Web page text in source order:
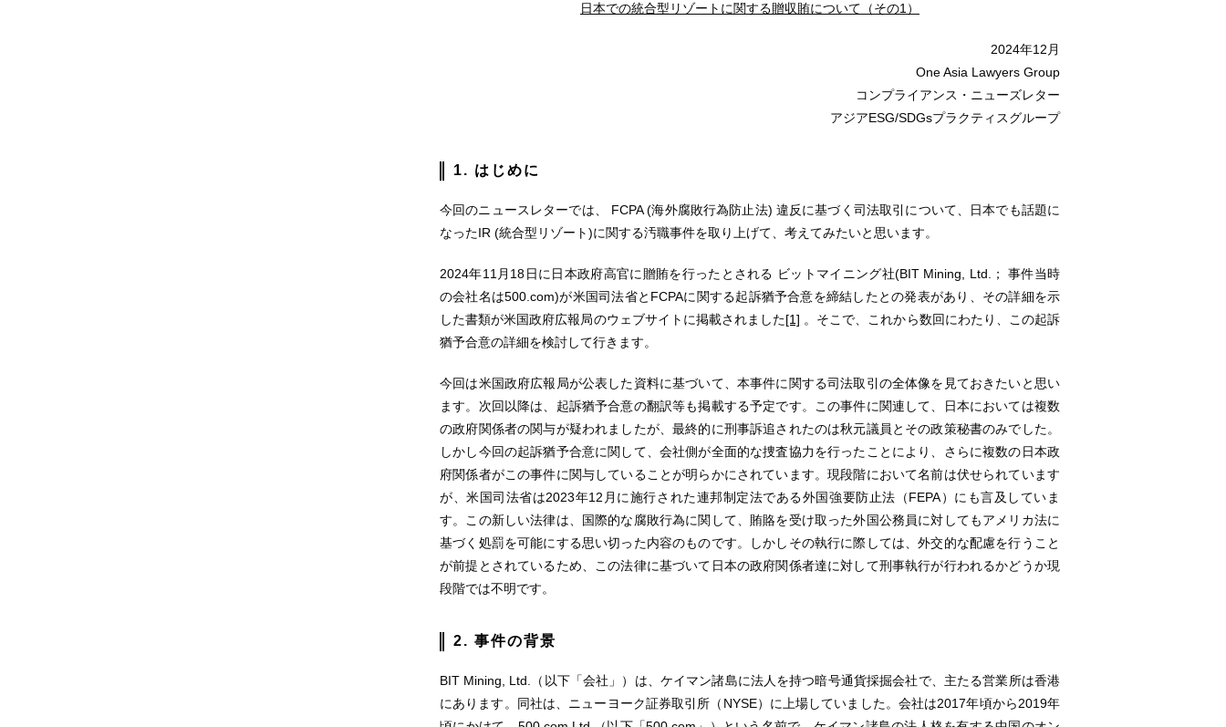
日本での統合型リゾートに関する贈収賄について（その1 ）
2024年12月
One Asia Lawyers Group
コンプライアンス・ニューズレター
アジアESG/SDGsプラクティスグループ
1. はじめに
今回のニュースレターでは、 FCPA (海外腐敗行為防止法) 違反に基づく司法取引について、日本でも話題に
なったIR (統合型リゾート)に関する汚職事件を取り上げて、考えてみたいと思います。
2024年11月18日に日本政府高官に贈賄を行ったとされる ビットマイニング社(BIT Mining, Ltd.； 事件当時
の会社名は500.com)が米国司法省とFCPAに関する起訴猶予合意を締結したとの発表があり、その詳細を示
した書類が米国政府広報局のウェブサイトに掲載されました[1] 。そこで、これから数回にわたり、この起訴
猶予合意の詳細を検討して行きます。
今回は米国政府広報局が公表した資料に基づいて、本事件に関する司法取引の全体像を見ておきたいと思い
ます。次回以降は、起訴猶予合意の翻訳等も掲載する予定です。この事件に関連して、日本においては複数
の政府関係者の関与が疑われましたが、最終的に刑事訴追されたのは秋元議員とその政策秘書のみでした。
しかし今回の起訴猶予合意に関して、会社側が全面的な捜査協力を行ったことにより、さらに複数の日本政
府関係者がこの事件に関与していることが明らかにされています。現段階において名前は伏せられています
が、米国司法省は2023年12月に施行された連邦制定法である外国強要防止法（FEPA）にも言及していま
す。この新しい法律は、国際的な腐敗行為に関して、賄賂を受け取った外国公務員に対してもアメリカ法に
基づく処罰を可能にする思い切った内容のものです。しかしその執行に際しては、外交的な配慮を行うこと
が前提とされているため、この法律に基づいて日本の政府関係者達に対して刑事執行が行われるかどうか現
段階では不明です。
2. 事件の背景
BIT Mining, Ltd.（以下「会社」）は、ケイマン諸島に法人を持つ暗号通貨採掘会社で、主たる営業所は香港
にあります。同社は、ニューヨーク証券取引所（NYSE）に上場していました。会社は2017年頃から2019年